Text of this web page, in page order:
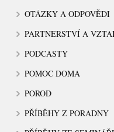
OTÁZKY A ODPOVĚDI
PARTNERSTVÍ A
PODCASTY
POMOC DOMA
POROD
PŘÍBĚHY Z PORADNY